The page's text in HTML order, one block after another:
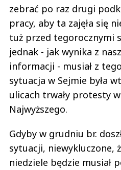
zebrać po raz drugi
pracy, aby ta zajęła się
tuż przed tegorocznymi
jednak - jak wynika z
informacji - musiał z
sytuacja w Sejmie była
ulicach trwały protesty
Najwyższego.
Gdyby w grudniu br.
sytuacji, niewykluczone,
niedziele będzie musiał